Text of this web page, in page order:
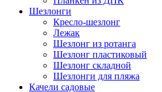
Шезлонги
Кресло-шезлонг
Лежак
Шезлонг из ротанга
Шезлонг пластиковый
Шезлонг складной
Шезлонги для пляжа
Качели садовые